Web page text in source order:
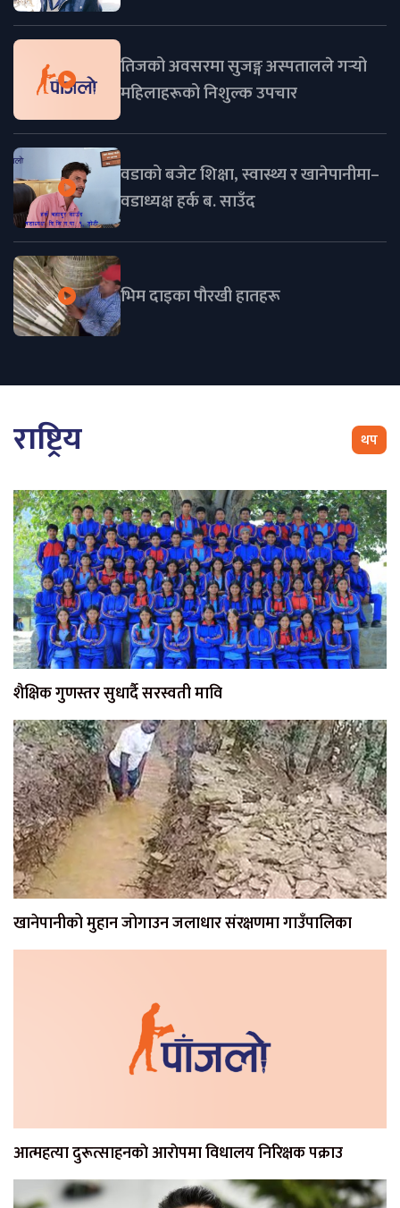
तिजको अवसरमा सुजङ्ग अस्पतालले गर्‍यो
महिलाहरूको निशुल्क उपचार
वडाको बजेट शिक्षा, स्वास्थ्य र खानेपानीमा–
वडाध्यक्ष हर्क ब. साउँद
भिम दाइका पाैरखी हातहरू
राष्ट्रिय थप
शैक्षिक गुणस्तर सुधार्दै सरस्वती मावि
खानेपानीको मुहान जोगाउन जलाधार संरक्षणमा गाउँपालिका
आत्महत्या दुरूत्साहनकाे आराेपमा विधालय निरिक्षक पक्राउ